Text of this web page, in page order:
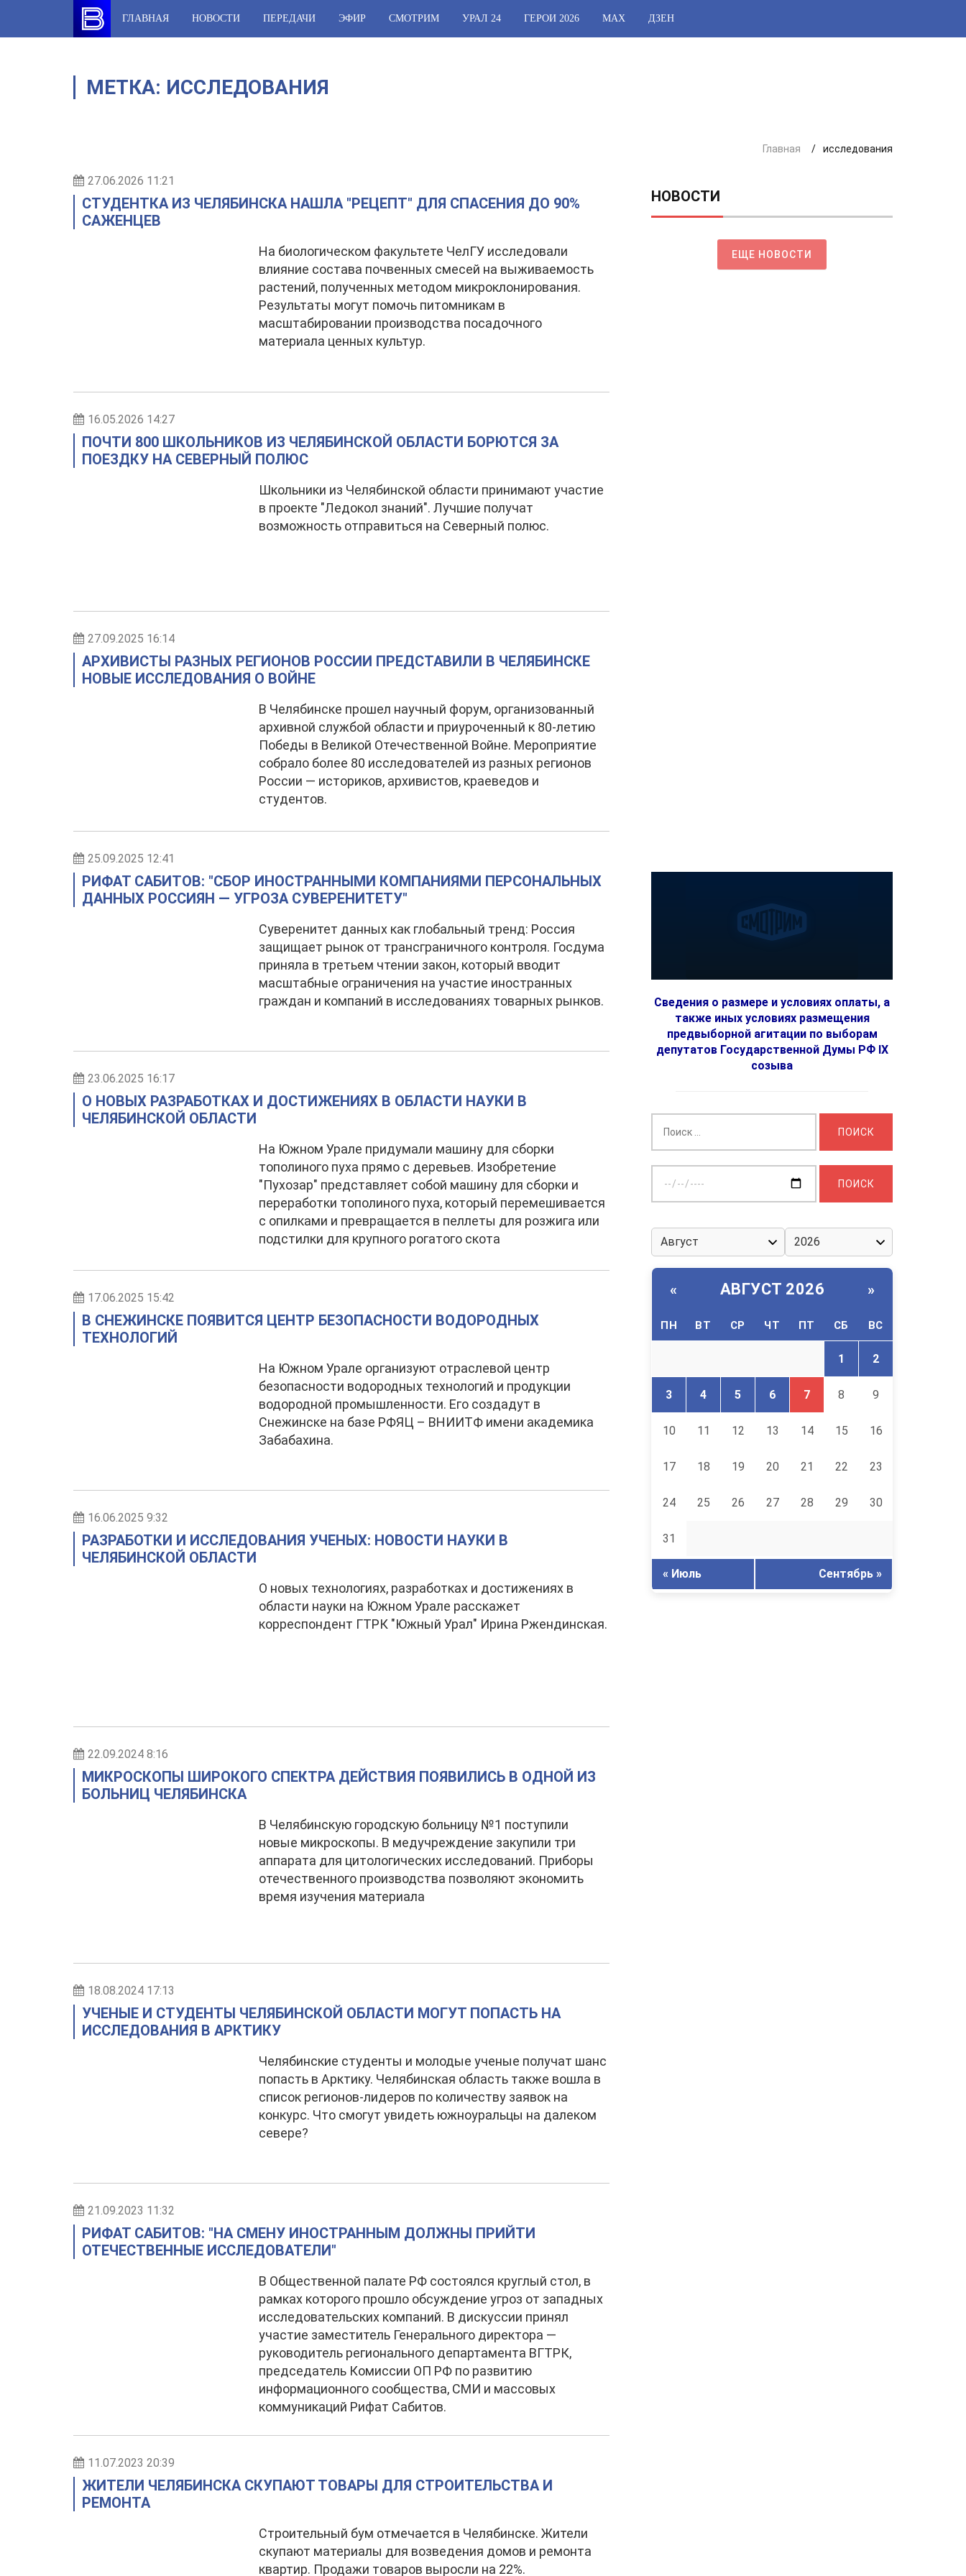
content
ГЛАВНАЯ НОВОСТИ ПЕРЕДАЧИ ЭФИР СМОТРИМ УРАЛ 24 ГЕРОИ 2026 МАХ ДЗЕН
МЕТКА: ИССЛЕДОВАНИЯ
Главная исследования
27.06.2026 11:21
СТУДЕНТКА ИЗ ЧЕЛЯБИНСКА НАШЛА "РЕЦЕПТ" ДЛЯ СПАСЕНИЯ ДО 90%
САЖЕНЦЕВ
На биологическом факультете ЧелГУ исследовали
влияние состава почвенных смесей на выживаемость
растений, полученных методом микроклонирования.
Результаты могут помочь питомникам в
масштабировании производства посадочного
материала ценных культур.
16.05.2026 14:27
ПОЧТИ 800 ШКОЛЬНИКОВ ИЗ ЧЕЛЯБИНСКОЙ ОБЛАСТИ БОРЮТСЯ ЗА
ПОЕЗДКУ НА СЕВЕРНЫЙ ПОЛЮС
Школьники из Челябинской области принимают участие
в проекте "Ледокол знаний". Лучшие получат
возможность отправиться на Северный полюс.
27.09.2025 16:14
АРХИВИСТЫ РАЗНЫХ РЕГИОНОВ РОССИИ ПРЕДСТАВИЛИ В ЧЕЛЯБИНСКЕ
НОВЫЕ ИССЛЕДОВАНИЯ О ВОЙНЕ
В Челябинске прошел научный форум, организованный
архивной службой области и приуроченный к 80-летию
Победы в Великой Отечественной Войне. Мероприятие
собрало более 80 исследователей из разных регионов
России — историков, архивистов, краеведов и
студентов.
25.09.2025 12:41
РИФАТ САБИТОВ: "СБОР ИНОСТРАННЫМИ КОМПАНИЯМИ ПЕРСОНАЛЬНЫХ
ДАННЫХ РОССИЯН — УГРОЗА СУВЕРЕНИТЕТУ"
Суверенитет данных как глобальный тренд: Россия
защищает рынок от трансграничного контроля. Госдума
приняла в третьем чтении закон, который вводит
масштабные ограничения на участие иностранных
граждан и компаний в исследованиях товарных рынков.
23.06.2025 16:17
О НОВЫХ РАЗРАБОТКАХ И ДОСТИЖЕНИЯХ В ОБЛАСТИ НАУКИ В
ЧЕЛЯБИНСКОЙ ОБЛАСТИ
На Южном Урале придумали машину для сборки
тополиного пуха прямо с деревьев. Изобретение
"Пухозар" представляет собой машину для сборки и
переработки тополиного пуха, который перемешивается
с опилками и превращается в пеллеты для розжига или
подстилки для крупного рогатого скота
17.06.2025 15:42
В СНЕЖИНСКЕ ПОЯВИТСЯ ЦЕНТР БЕЗОПАСНОСТИ ВОДОРОДНЫХ
ТЕХНОЛОГИЙ
На Южном Урале организуют отраслевой центр
безопасности водородных технологий и продукции
водородной промышленности. Его создадут в
Снежинске на базе РФЯЦ – ВНИИТФ имени академика
Забабахина.
16.06.2025 9:32
РАЗРАБОТКИ И ИССЛЕДОВАНИЯ УЧЕНЫХ: НОВОСТИ НАУКИ В
ЧЕЛЯБИНСКОЙ ОБЛАСТИ
О новых технологиях, разработках и достижениях в
области науки на Южном Урале расскажет
корреспондент ГТРК "Южный Урал" Ирина Ржендинская.
22.09.2024 8:16
МИКРОСКОПЫ ШИРОКОГО СПЕКТРА ДЕЙСТВИЯ ПОЯВИЛИСЬ В ОДНОЙ ИЗ
БОЛЬНИЦ ЧЕЛЯБИНСКА
В Челябинскую городскую больницу №1 поступили
новые микроскопы. В медучреждение закупили три
аппарата для цитологических исследований. Приборы
отечественного производства позволяют экономить
время изучения материала
18.08.2024 17:13
УЧЕНЫЕ И СТУДЕНТЫ ЧЕЛЯБИНСКОЙ ОБЛАСТИ МОГУТ ПОПАСТЬ НА
ИССЛЕДОВАНИЯ В АРКТИКУ
Челябинские студенты и молодые ученые получат шанс
попасть в Арктику. Челябинская область также вошла в
список регионов-лидеров по количеству заявок на
конкурс. Что смогут увидеть южноуральцы на далеком
севере?
21.09.2023 11:32
РИФАТ САБИТОВ: "НА СМЕНУ ИНОСТРАННЫМ ДОЛЖНЫ ПРИЙТИ
ОТЕЧЕСТВЕННЫЕ ИССЛЕДОВАТЕЛИ"
В Общественной палате РФ состоялся круглый стол, в
рамках которого прошло обсуждение угроз от западных
исследовательских компаний. В дискуссии принял
участие заместитель Генерального директора —
руководитель регионального департамента ВГТРК,
председатель Комиссии ОП РФ по развитию
информационного сообщества, СМИ и массовых
коммуникаций Рифат Сабитов.
11.07.2023 20:39
ЖИТЕЛИ ЧЕЛЯБИНСКА СКУПАЮТ ТОВАРЫ ДЛЯ СТРОИТЕЛЬСТВА И
РЕМОНТА
Строительный бум отмечается в Челябинске. Жители
скупают материалы для возведения домов и ремонта
квартир. Продажи товаров выросли на 22%.
НОВОСТИ
ЕЩЕ НОВОСТИ
Сведения о размере и условиях оплаты, а
также иных условиях размещения
предвыборной агитации по выборам
депутатов Государственной Думы РФ IX
созыва
дату:
« АВГУСТ 2026 »
ПН ВТ СР ЧТ ПТ СБ ВС
1 2
3 4 5 6 7 8 9
10 11 12 13 14 15 16
17 18 19 20 21 22 23
24 25 26 27 28 29 30
31
« Июль Сентябрь »